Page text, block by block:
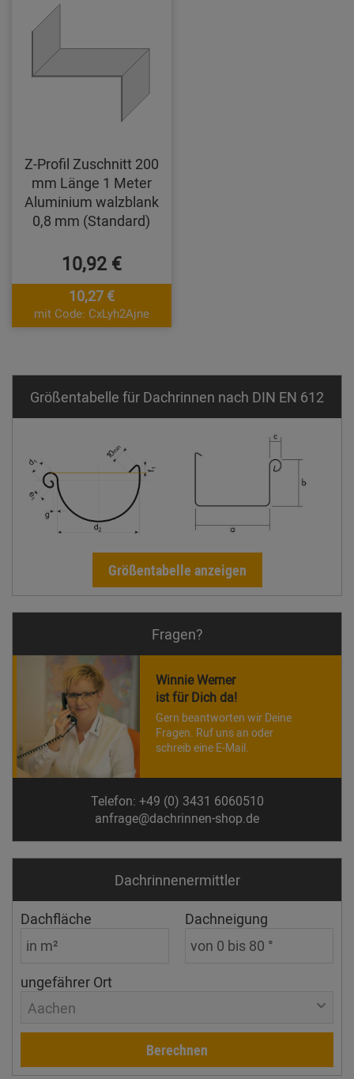
Z-Profil Zuschnitt 200
mm Länge 1 Meter
Aluminium walzblank
0,8 mm (Standard)
10,92 €
10,27 €
mit Code: CxLyh2Ajne
Größentabelle für Dachrinnen nach DIN EN 612
Größentabelle anzeigen
Fragen?
Winnie Werner
ist für Dich da!
Gern beantworten wir Deine
Fragen. Ruf uns an oder
schreib eine E-Mail.
Telefon: +49 (0) 3431 6060510
anfrage@dachrinnen-shop.de
Dachrinnen­ermittler
Dachfläche Dachneigung
ungefährer Ort
Aachen
Berechnen